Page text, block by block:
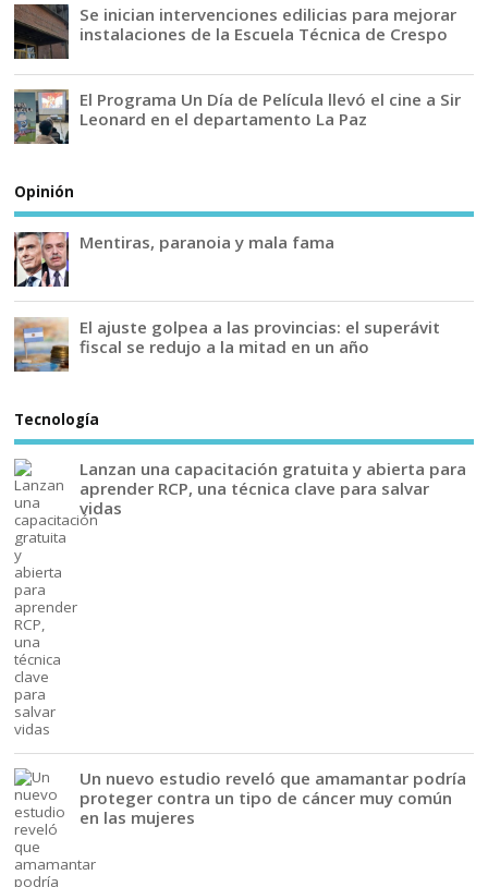
Se inician intervenciones edilicias para mejorar
instalaciones de la Escuela Técnica de Crespo
El Programa Un Día de Película llevó el cine a Sir
Leonard en el departamento La Paz
Opinión
Mentiras, paranoia y mala fama
El ajuste golpea a las provincias: el superávit
fiscal se redujo a la mitad en un año
Tecnología
Lanzan una capacitación gratuita y abierta para
aprender RCP, una técnica clave para salvar
vidas
Un nuevo estudio reveló que amamantar podría
proteger contra un tipo de cáncer muy común
en las mujeres